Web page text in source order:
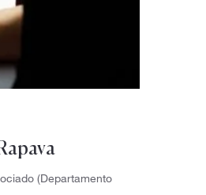
(Departamento